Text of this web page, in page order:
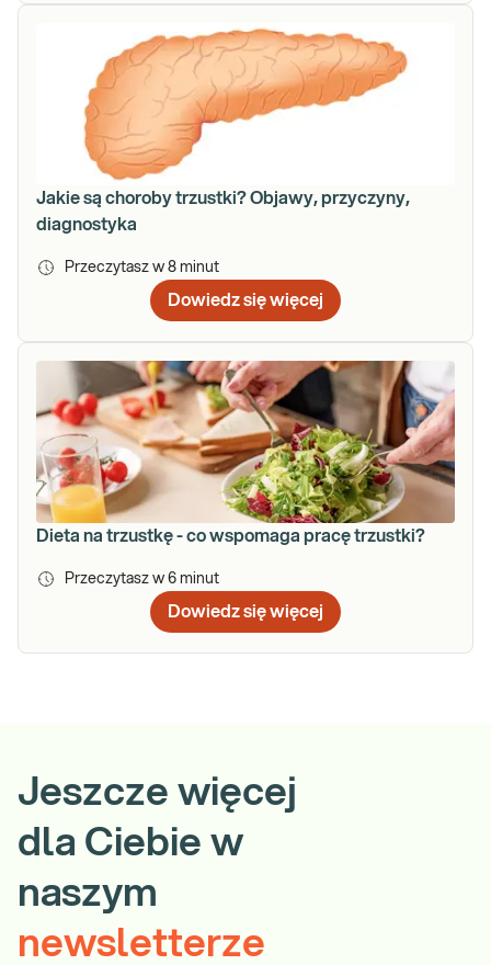
Jakie są choroby trzustki? Objawy, przyczyny,
diagnostyka
Przeczytasz w 8 minut
Dowiedz się więcej
Dieta na trzustkę - co wspomaga pracę trzustki?
Przeczytasz w 6 minut
Dowiedz się więcej
Jeszcze więcej
dla Ciebie w
naszym
newsletterze